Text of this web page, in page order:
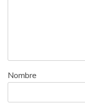
Nombre